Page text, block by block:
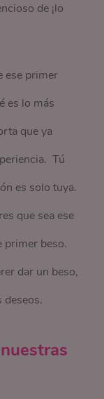
de ¡lo
ese primer
es lo más
que ya
Tú
es solo tuya.
que sea ese
primer beso.
dar un beso,
deseos.